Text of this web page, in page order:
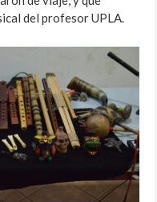
del profesor UPLA.